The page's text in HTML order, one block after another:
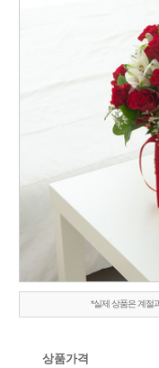
*실제 상품은 계절
상품가격